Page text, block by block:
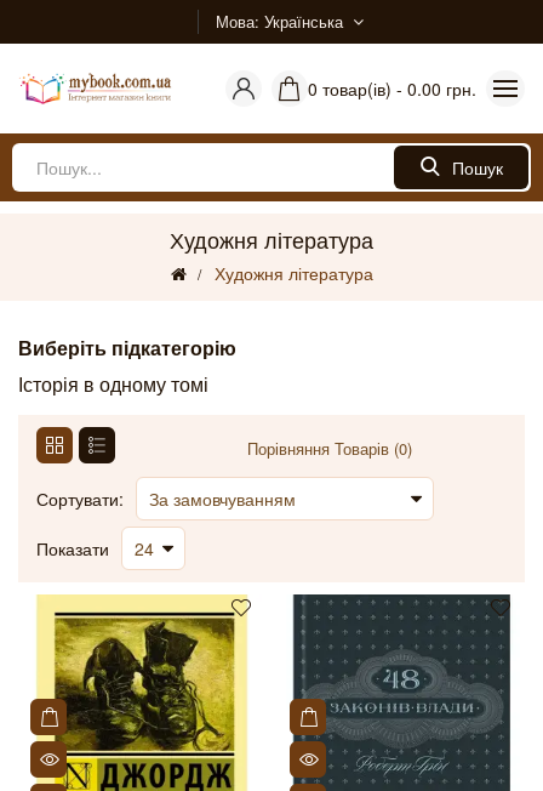
Мова Українська
0 товар(ів) - 0.00 грн.
Пошук
Художня література
Художня література
Виберіть підкатегорію
Історія в одному томі
Порівняння Товарів (0)
Сортувати:
Показати